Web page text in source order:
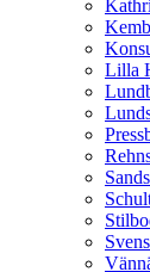
Lilla